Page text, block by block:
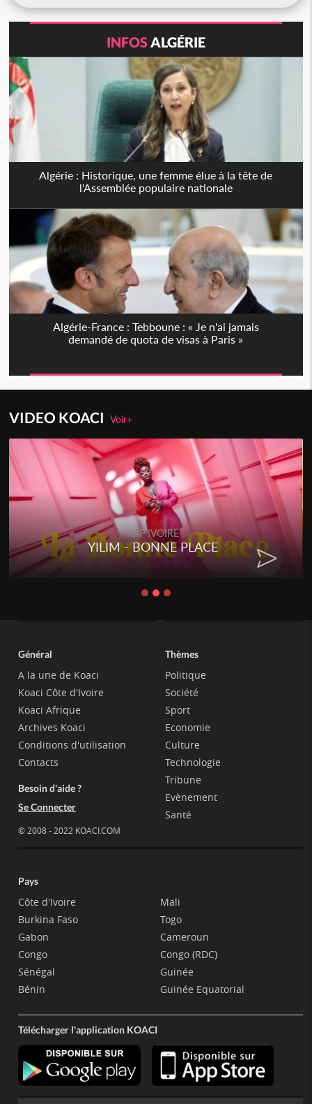
INFOSALGÉRIE
Algérie : Historique, une femme élue à la tête de
l'Assemblée populaire nationale
Algérie-France : Tebboune : « Je n'ai jamais
demandé de quota de visas à Paris »
VIDEO KOACIVoir+
RAP IVOIRE
YILIM - BONNE PLACE
Général
A la une de Koaci
Koaci Côte d'Ivoire
Koaci Afrique
Archives Koaci
Conditions d'utilisation
Contacts
Besoin d'aide ?
Se Connecter
© 2008 - 2022 KOACI.COM
Thèmes
Politique
Société
Sport
Economie
Culture
Technologie
Tribune
Evènement
Santé
Pays
Côte d'Ivoire
Burkina Faso
Gabon
Congo
Sénégal
Bénin
Mali
Togo
Cameroun
Congo (RDC)
Guinée
Guinée Equatorial
Télécharger l'application KOACI